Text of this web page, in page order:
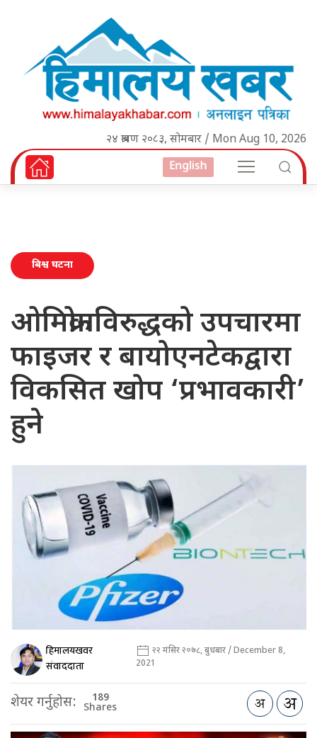
२४ श्रावण २०८३, सोमबार / Mon Aug 10, 2026
English
बिश्व घटना
ओमिक्रोनविरुद्धको उपचारमा
फाइजर र बायोएनटेकद्वारा
विकसित खोप ‘प्रभावकारी’
हुने
हिमालयखवर
संवाददाता
२२ मंसिर २०७८, बुधबार / December 8,
2021
शेयर गर्नुहोस: 189
Shares